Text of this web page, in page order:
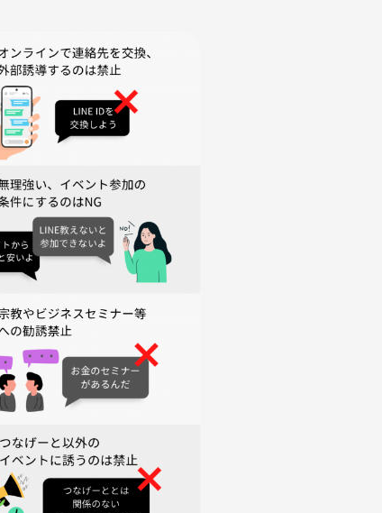
・香水などの甘い香りのするものを身につけることはできれば避
となります。（当日参加者の利便を考慮した解散場所に変更する
る中止判断はイベント数日前までに催行可否のメッセージを参加
者）が行います。
催行中止の判断を致しますが、当日や前日に他の方の直前キャン
ントは実施致します。